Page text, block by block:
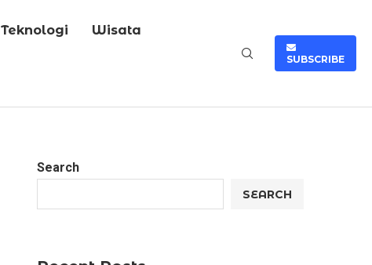
Teknologi Wisata
SUBSCRIBE
Search
SEARCH